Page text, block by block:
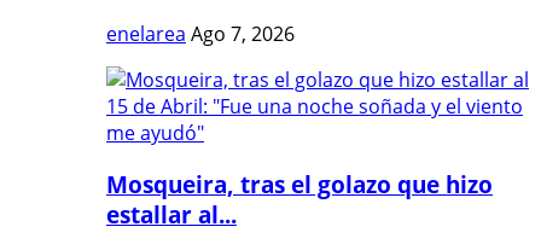
enelarea Ago 7, 2026
Mosqueira, tras el golazo que hizo
estallar al...